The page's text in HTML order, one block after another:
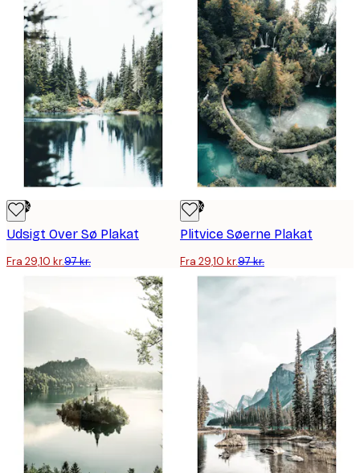
-70%
Udsigt Over Sø Plakat
Fra 29,10 kr.97 kr.
-70%
Plitvice Søerne Plakat
Fra 29,10 kr.97 kr.